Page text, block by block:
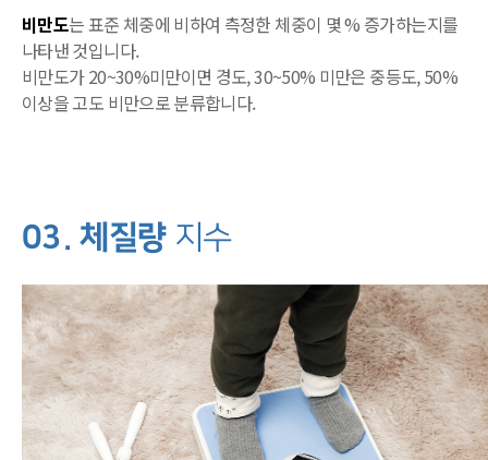
비만도는 표준 체중에 비하여 측정한 체중이 몇 % 증가하는지를
나타낸 것입니다.
비만도가 20~30%미만이면 경도, 30~50% 미만은 중등도, 50%
이상을 고도 비만으로 분류합니다.
03. 체질량지수